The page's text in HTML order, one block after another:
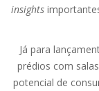
insights
Já para
prédios com
potencial de